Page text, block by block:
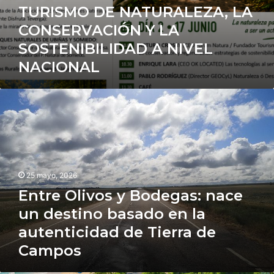
NIVEL
NACIONAL
TURISMO DE NATURALEZA, LA
CONSERVACIÓN Y LA
SOSTENIBILIDAD A NIVEL
NACIONAL
Entre
Olivos
y
Bodegas:
un
destino
basado
en
autenticidad
Tierra
25 mayo, 2026
Entre Olivos y Bodegas: nace
un destino basado en la
autenticidad de Tierra de
Campos